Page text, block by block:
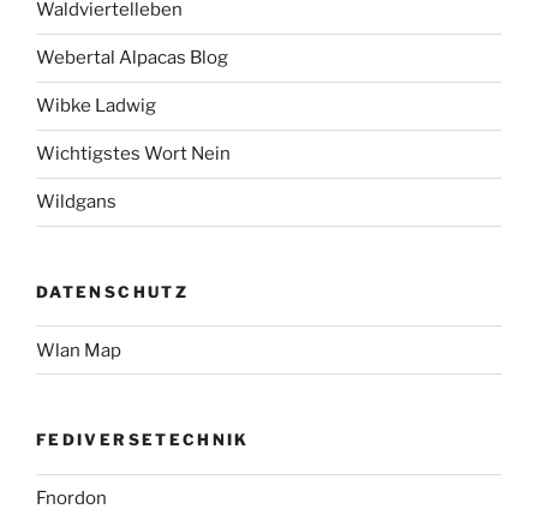
Waldviertelleben
Webertal Alpacas Blog
Wibke Ladwig
Wichtigstes Wort Nein
Wildgans
DATENSCHUTZ
Wlan Map
FEDIVERSETECHNIK
Fnordon